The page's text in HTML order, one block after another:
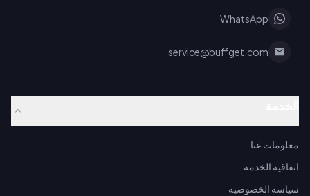
WhatsApp
service@buffget.com
معلومات عنا
اتفاقية الخدمة
سياسة الخصوصية